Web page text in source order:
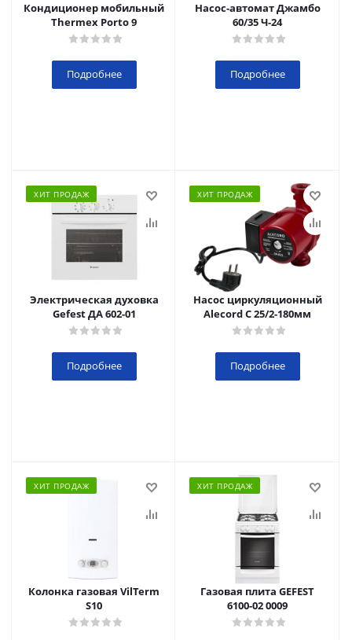
Кондиционер мобильный
Thermex Porto 9
Подробнее
Насос-автомат Джамбо
60/35 Ч-24
Подробнее
ХИТ ПРОДАЖ
Электрическая духовка
Gefest ДА 602-01
Подробнее
ХИТ ПРОДАЖ
Насос циркуляционный
Alecord C 25/2-180мм
Подробнее
ХИТ ПРОДАЖ
Колонка газовая VilTerm
S10
ХИТ ПРОДАЖ
Газовая плита GEFEST
6100-02 0009